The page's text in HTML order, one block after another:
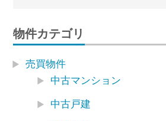
物件カテゴリ
売買物件
中古マンション
中古戸建